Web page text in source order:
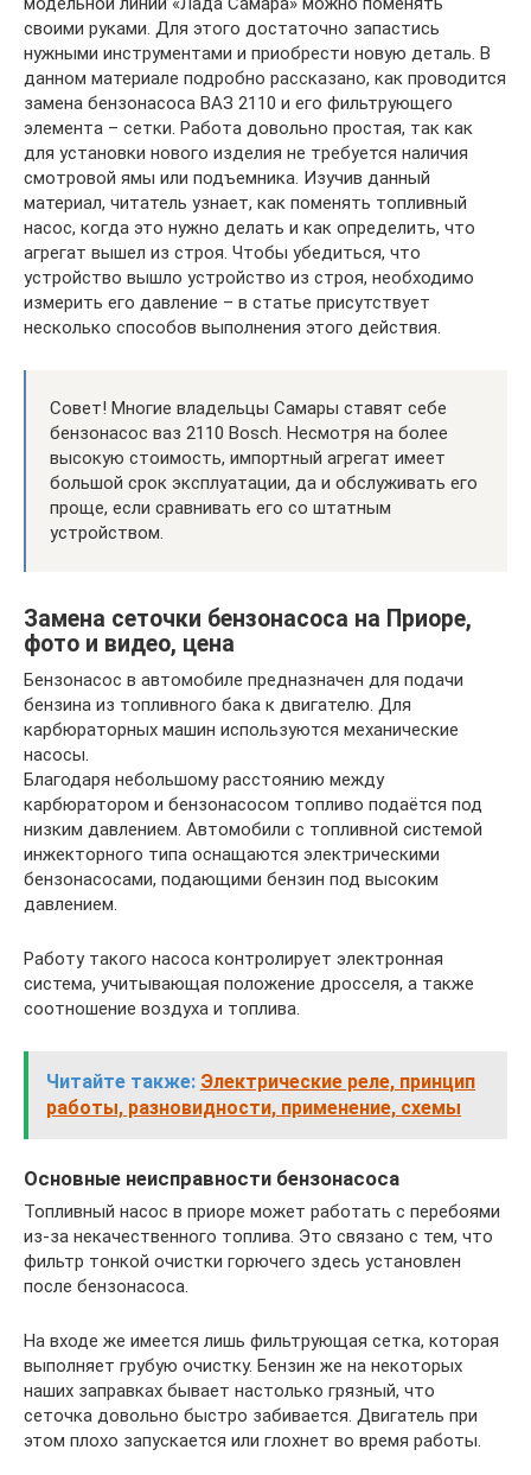
своими руками. Для этого достаточно запастись
нужными инструментами и приобрести новую деталь. В
данном материале подробно рассказано, как проводится
замена бензонасоса ВАЗ 2110 и его фильтрующего
элемента – сетки. Работа довольно простая, так как
для установки нового изделия не требуется наличия
смотровой ямы или подъемника. Изучив данный
материал, читатель узнает, как поменять топливный
насос, когда это нужно делать и как определить, что
агрегат вышел из строя. Чтобы убедиться, что
устройство вышло устройство из строя, необходимо
измерить его давление – в статье присутствует
несколько способов выполнения этого действия.
Совет! Многие владельцы Самары ставят себе
бензонасос ваз 2110 Bosch. Несмотря на более
высокую стоимость, импортный агрегат имеет
большой срок эксплуатации, да и обслуживать его
проще, если сравнивать его со штатным
устройством.
Замена сеточки бензонасоса на Приоре,
фото и видео, цена
Бензонасос в автомобиле предназначен для подачи
бензина из топливного бака к двигателю. Для
карбюраторных машин используются механические
насосы.
Благодаря небольшому расстоянию между
карбюратором и бензонасосом топливо подаётся под
низким давлением. Автомобили с топливной системой
инжекторного типа оснащаются электрическими
бензонасосами, подающими бензин под высоким
давлением.
Работу такого насоса контролирует электронная
система, учитывающая положение дросселя, а также
соотношение воздуха и топлива.
Читайте также: Электрические реле, принцип
работы, разновидности, применение, схемы
Основные неисправности бензонасоса
Топливный насос в приоре может работать с перебоями
из-за некачественного топлива. Это связано с тем, что
фильтр тонкой очистки горючего здесь установлен
после бензонасоса.
На входе же имеется лишь фильтрующая сетка, которая
выполняет грубую очистку. Бензин же на некоторых
наших заправках бывает настолько грязный, что
сеточка довольно быстро забивается. Двигатель при
этом плохо запускается или глохнет во время работы.